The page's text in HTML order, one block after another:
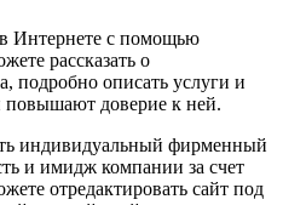
Интернете с помощью
рассказать о
подробно описать услуги и
доверие к ней.
индивидуальный фирменный
и имидж компании за счет
отредактировать сайт под